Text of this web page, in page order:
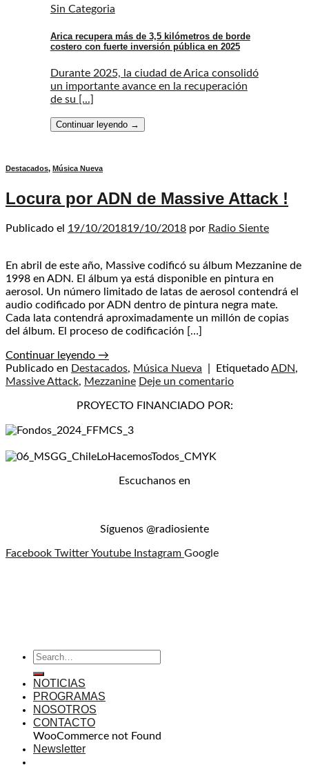
Sin Categoria
Arica recupera más de 3,5 kilómetros de borde
costero con fuerte inversión pública en 2025
Durante 2025, la ciudad de Arica consolidó
un importante avance en la recuperación
de su [...]
Continuar leyendo →
Destacados, Música Nueva
Locura por ADN de Massive Attack !
Publicado el 19/10/201819/10/2018 por Radio Siente
En abril de este año, Massive codificó su álbum Mezzanine de
1998 en ADN. El álbum ya está disponible en pintura en
aerosol. Un número limitado de latas de aerosol contendrá el
audio codificado por ADN dentro de pintura negra mate.
Cada lata contendrá aproximadamente un millón de copias
del álbum. El proceso de codificación […]
Continuar leyendo →
Publicado en Destacados, Música Nueva EtiquetadoADN,
Massive Attack, Mezzanine Deje un comentario
PROYECTO FINANCIADO POR:
Escuchanos en
Síguenos @radiosiente
Facebook TwitterYoutube Instagram Google
NOTICIAS
PROGRAMAS
NOSOTROS
CONTACTO
WooCommerce not Found
Newsletter